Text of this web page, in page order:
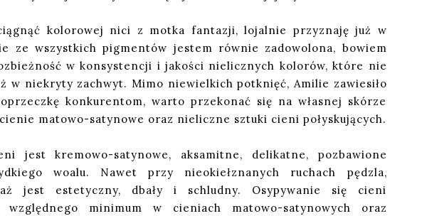
kolorowej nici z motka fantazji, lojalnie przyznaję już w
ze wszystkich pigmentów jestem równie zadowolona, bowiem
w konsystencji i jakości nielicznych kolorów, które nie
w niekryty zachwyt. Mimo niewielkich potknięć, Amilie zawiesiło
konkurentom, warto przekonać się na własnej skórze
cienie matowo-satynowe oraz nieliczne sztuki cieni połyskujących.
jest kremowo-satynowe, aksamitne, delikatne, pozbawione
woalu. Nawet przy nieokiełznanych ruchach pędzla,
jest estetyczny, dbały i schludny. Osypywanie się cieni
względnego minimum w cieniach matowo-satynowych oraz